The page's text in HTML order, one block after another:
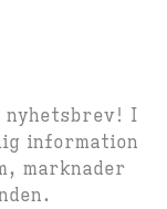
nyhetsbrev! I
information
marknader